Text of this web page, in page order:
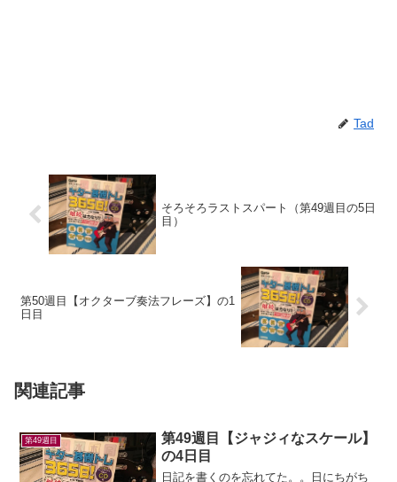
Tad
そろそろラストスパート（第49週目の5日
目）
第50週目【オクターブ奏法フレーズ】の1
日目
関連記事
第49週目
第49週目【ジャジィなスケール】
の4日目
日記を書くのを忘れてた。。日にちがち